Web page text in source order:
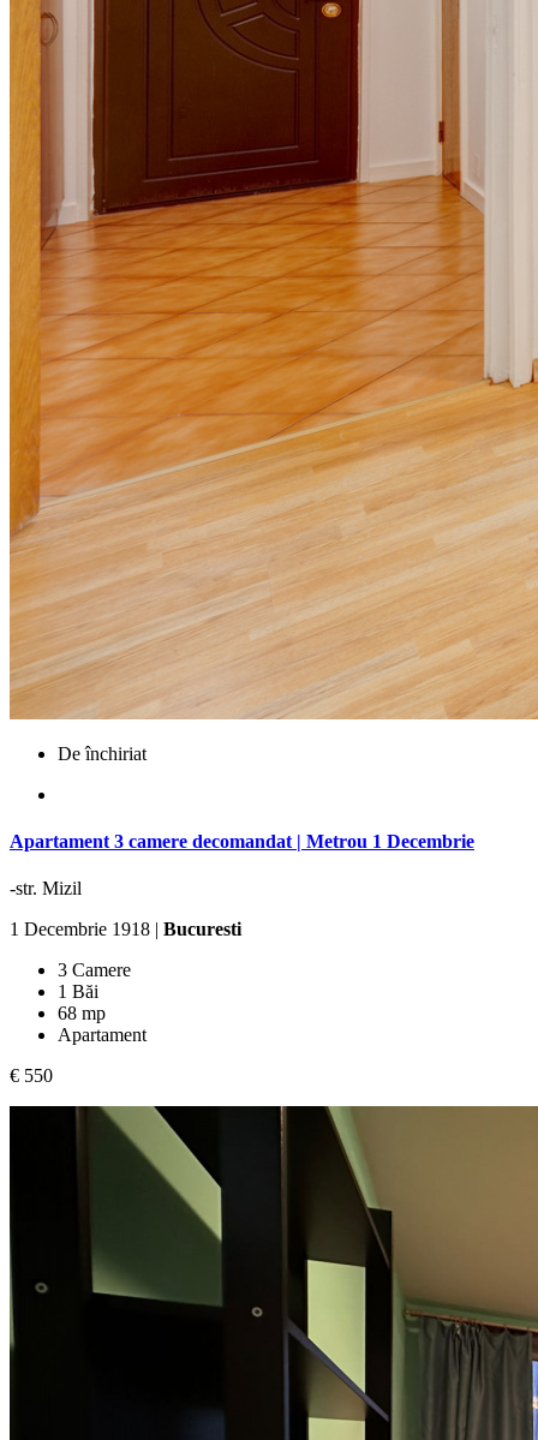
De închiriat
Apartament 3 camere decomandat | Metrou 1 Decembrie
-str. Mizil
1 Decembrie 1918 | Bucuresti
3 Camere
1 Băi
68 mp
Apartament
€ 550